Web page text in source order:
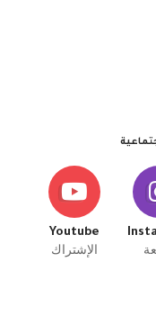
Youtube
الإشتراك